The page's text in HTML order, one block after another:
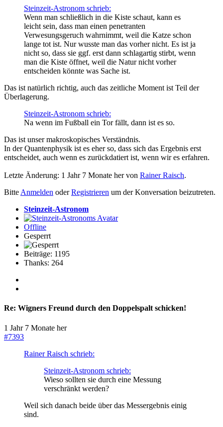
Steinzeit-Astronom schrieb:
Wenn man schließlich in die Kiste schaut, kann es
leicht sein, dass man einen penetranten
Verwesungsgeruch wahrnimmt, weil die Katze schon
lange tot ist. Nur wusste man das vorher nicht. Es ist ja
nicht so, dass sie ggf. erst dann schlagartig stirbt, wenn
man die Kiste öffnet, weil die Natur nicht vorher
entscheiden könnte was Sache ist.
Das ist natürlich richtig, auch das zeitliche Moment ist Teil der
Überlagerung.
Steinzeit-Astronom schrieb:
Na wenn im Fußball ein Tor fällt, dann ist es so.
Das ist unser makroskopisches Verständnis.
In der Quantenphysik ist es eher so, dass sich das Ergebnis erst
entscheidet, auch wenn es zurückdatiert ist, wenn wir es erfahren.
Letzte Änderung: 1 Jahr 7 Monate her von Rainer Raisch.
Bitte Anmelden oderRegistrieren um der Konversation beizutreten.
Steinzeit-Astronom
Offline
Gesperrt
Beiträge: 1195
Thanks: 264
Re: Wigners Freund durch den Doppelspalt schicken!
1 Jahr 7 Monate her
#7393
Rainer Raisch schrieb:
Steinzeit-Astronom schrieb:
Wieso sollten sie durch eine Messung
verschränkt werden?
Weil sich danach beide über das Messergebnis einig
sind.